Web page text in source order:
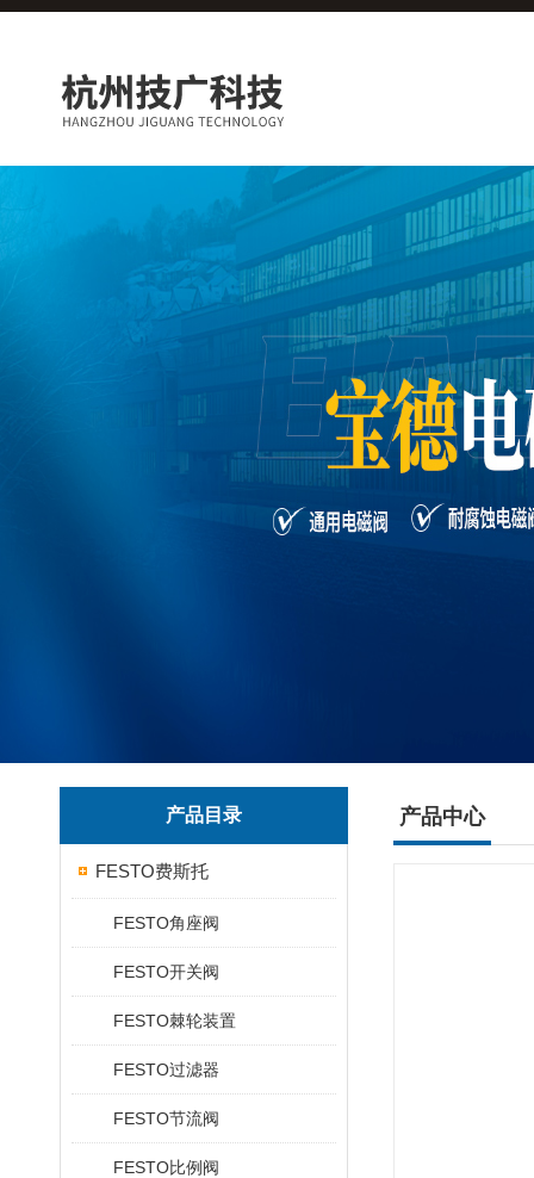
产品目录
FESTO费斯托
FESTO角座阀
FESTO开关阀
FESTO棘轮装置
FESTO过滤器
FESTO节流阀
FESTO比例阀
产品中心